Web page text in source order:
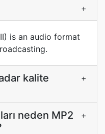
+
is an audio format
kalite
+
neden MP2
+